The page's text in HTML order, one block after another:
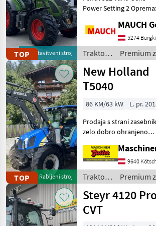
TOPpredstavitveni stroj
Power Setting 2 Oprema: -
položaj/razbremenitev -
dvostransko delujoči
krmilni ventili na zadku
(DUDK) - Hidravlična
5274
Traktor /
Fendt
Premium
TOP Rabljeni stroj
New Holland
T5040
86 KM/63 kW L. pr.
Prodaja s strani
zelo dobro ohranjeno
ur!! Powershuttle,
prestavljanje pod
obremenitvijo, EHR,
sprednji nakladalnik
FZ
9640
Traktor /
New
Holland
Premium
Steyr 4120
CVT